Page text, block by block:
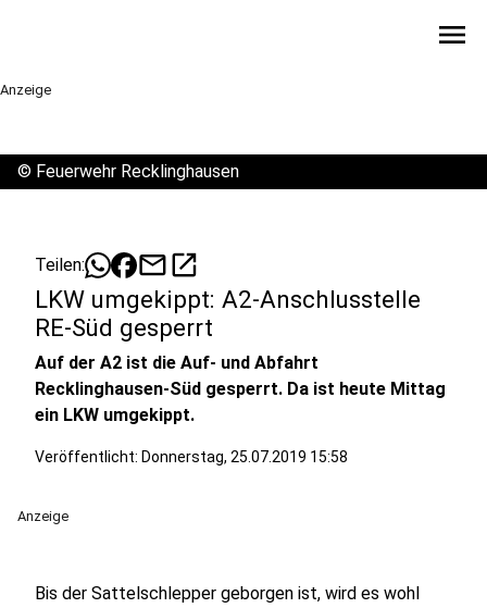
menu
Anzeige
© Feuerwehr Recklinghausen
Teilen: mailopen_in_new
LKW umgekippt: A2-Anschlusstelle
RE-Süd gesperrt
Auf der A2 ist die Auf- und Abfahrt
Recklinghausen-Süd gesperrt. Da ist heute Mittag
ein LKW umgekippt.
Veröffentlicht: Donnerstag, 25.07.2019 15:58
Anzeige
Bis der Sattelschlepper geborgen ist, wird es wohl